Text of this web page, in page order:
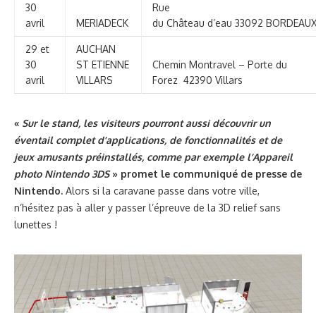
30
avril
MERIADECK
Rue
du Château d’eau 33092 BORDEAUX
29 et
30
avril
AUCHAN
ST ETIENNE
VILLARS
Chemin Montravel – Porte du
Forez 42390 Villars
« Sur le stand, les visiteurs pourront aussi découvrir un
éventail complet d’applications, de fonctionnalités et de
jeux amusants préinstallés, comme par exemple l’Appareil
photo Nintendo 3DS» promet le communiqué de presse de
Nintendo. Alors si la caravane passe dans votre ville,
n’hésitez pas à aller y passer l’épreuve de la 3D relief sans
lunettes !